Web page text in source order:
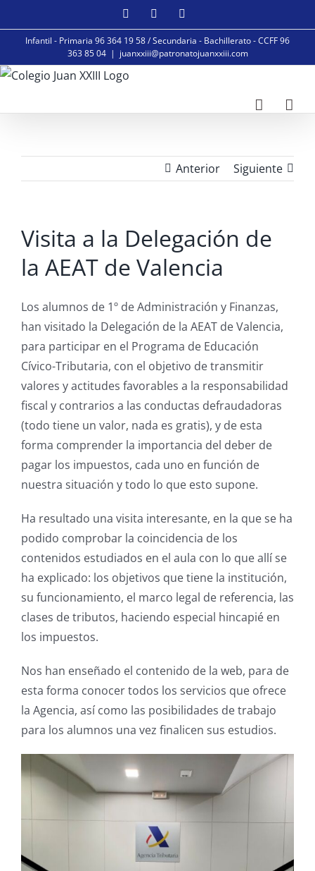
al
contenido
FacebookInstagram
Infantil - Primaria 96 364 19 58 / Secundaria - Bachillerato - CCFF 96
363 85 04 | juanxxiii@patronatojuanxxiii.com
Anterior Siguiente
Visita a la Delegación de
la AEAT de Valencia
Los alumnos de 1º deAdministración y Finanzas,
han visitado la Delegación de la AEAT de Valencia,
para participar en el Programa de Educación
Cívico-Tributaria, con el objetivo de transmitir
valores yactitudes favorables a la responsabilidad
fiscal y contrarios a las conductas defraudadoras
(todo tiene un valor, nada es gratis), y de esta
forma comprender la importancia del deber de
pagar los impuestos, cada uno en función de
nuestra situación y todo lo que esto supone.
Ha resultado una visita interesante, en la que se ha
podido comprobar la coincidencia de los
contenidos estudiados en el aula con lo que allí se
ha explicado: los objetivos que tiene la institución,
su funcionamiento, el marco legal de referencia, las
clases detributos, haciendo especial hincapié en
los impuestos.
Nos han enseñado el contenido de la web, para de
esta forma conocer todos los servicios que ofrece
la Agencia, así como las posibilidades de trabajo
para los alumnos una vez finalicen sus estudios.